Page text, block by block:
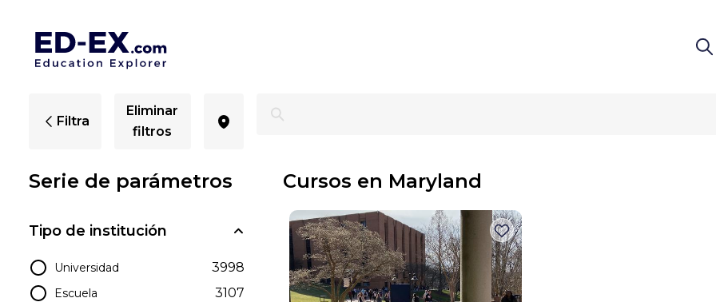
Filtra
Eliminar
filtros
Serie de parámetros
Tipo de institución
Universidad 3998
Escuela 3107
Cursos en Maryland